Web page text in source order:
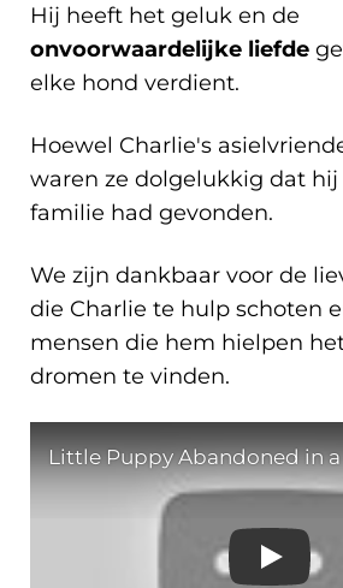
Hij heeft het geluk en de
onvoorwaardelijke liefde
elke hond verdient.
Hoewel Charlie's
waren ze dolgelukkig dat hij
familie had gevonden.
We zijn dankbaar voor de
die Charlie te hulp schoten
mensen die hem hielpen
dromen te vinden.
Little